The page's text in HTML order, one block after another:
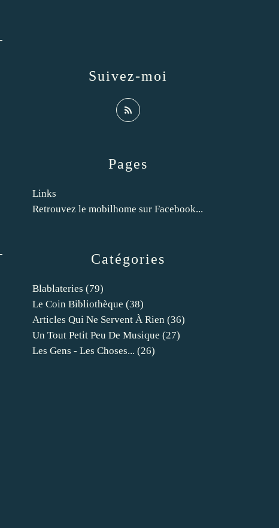
Catégories
Blablateries (79)
Le Coin Bibliothèque (38)
Articles Qui Ne Servent À Rien (36)
Un Tout Petit Peu De Musique (27)
Les Gens - Les Choses... (26)
Pages
Links
Retrouvez le mobilhome sur Facebook...
Suivez-moi